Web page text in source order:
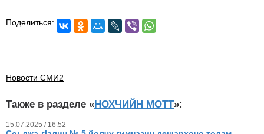
Поделиться:
Новости СМИ2
Также в разделе «НОХЧИЙН МОТТ»:
15.07.2025 / 16.52